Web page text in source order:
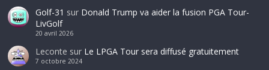
Golf-31 sur Donald Trump va aider la fusion PGA Tour-
LivGolf
20 avril 2026
Leconte sur Le LPGA Tour sera diffusé gratuitement
7 octobre 2024